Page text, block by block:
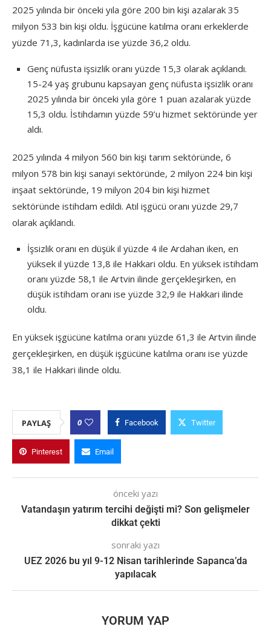
2025 yılında bir önceki yıla göre 200 bin kişi azalarak 35
milyon 533 bin kişi oldu. İşgücüne katılma oranı erkeklerde
yüzde 71,3, kadınlarda ise yüzde 36,2 oldu.
Genç nüfusta işsizlik oranı yüzde 15,3 olarak açıklandı.
15-24 yaş grubunu kapsayan genç nüfusta işsizlik oranı
2025 yılında bir önceki yıla göre 1 puan azalarak yüzde
15,3 oldu. İstihdamın yüzde 59’u hizmet sektöründe yer
aldı.
2025 yılında 4 milyon 560 bin kişi tarım sektöründe, 6
milyon 578 bin kişi sanayi sektöründe, 2 milyon 224 bin kişi
inşaat sektöründe, 19 milyon 204 bin kişi hizmet
sektöründe istihdam edildi. Atıl işgücü oranı yüzde 29,7
olarak açıklandı.
İşsizlik oranı en düşük il yüzde 4 ile Ardahan iken, en
yüksek il yüzde 13,8 ile Hakkari oldu. En yüksek istihdam
oranı yüzde 58,1 ile Artvin ilinde gerçekleşirken, en
düşük istihdam oranı ise yüzde 32,9 ile Hakkari ilinde
oldu.
En yüksek işgücüne katılma oranı yüzde 61,3 ile Artvin ilinde
gerçekleşirken, en düşük işgücüne katılma oranı ise yüzde
38,1 ile Hakkari ilinde oldu.
PAYLAŞ 0 Facebook Twitter
Pinterest Email
önceki yazı
Vatandaşın yatırım tercihi değişti mi? Son gelişmeler
dikkat çekti
sonraki yazı
UEZ 2026 bu yıl 9-12 Nisan tarihlerinde Sapanca’da
yapılacak
YORUM YAP